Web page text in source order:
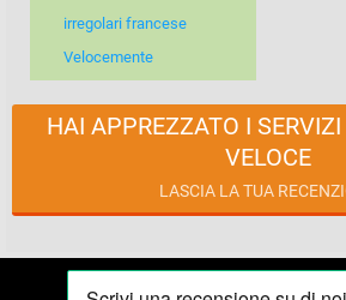
irregolari francese
Velocemente
HAI APPREZZATO I
VELOCE
LASCIA LA TUA